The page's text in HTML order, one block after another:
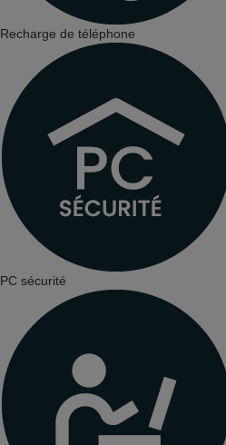
Recharge de téléphone
PC sécurité